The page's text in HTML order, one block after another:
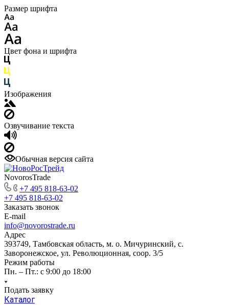
Размер шрифта
Цвет фона и шрифта
Изображения
Озвучивание текста
Обычная версия сайта
NovorosTrade
+7 495 818-63-02
+7 495 818-63-02
Заказать звонок
E-mail
info@novorostrade.ru
Адрес
393749, Тамбовская область, м. о. Мичуринский, с.
Заворонежское, ул. Революционная, соор. 3/5
Режим работы
Пн. – Пт.: с 9:00 до 18:00
Подать заявку
Каталог